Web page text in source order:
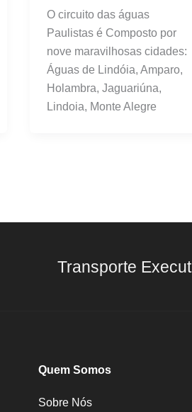
O circuito das águas
Paulistas é Composto por
nove maravilhosas cidades:
Águas de Lindóia, Amparo,
Holambra, Jaguariúna,
Lindoia, Monte Alegre
Transporte
Quem Somos
Sobre Nós